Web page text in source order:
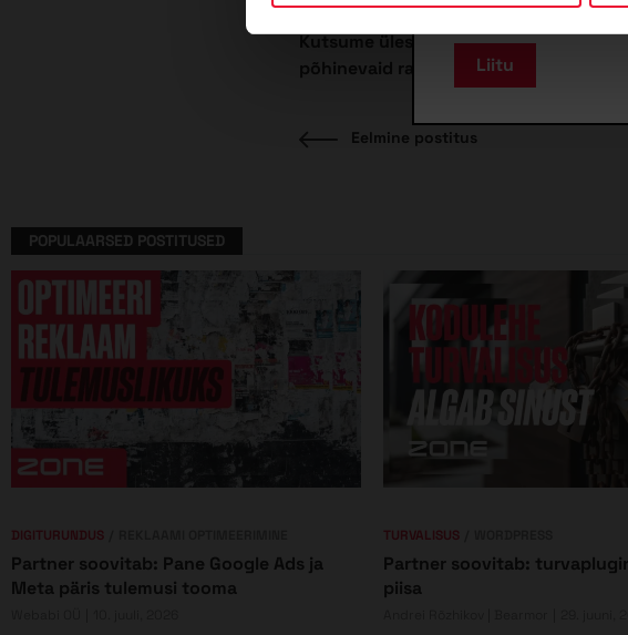
Kutsume üles kõiki arendajaid, kes on
põhinevaid rakendusi, viivitamata
Navigeerimine
Eelmine postitus
POPULAARSED POSTITUSED
DIGITURUNDUS
Partner soovitab: Pane Google Ads ja
Meta päris tulemusi tooma
TURVALISUS
Partner soovitab:
piisa